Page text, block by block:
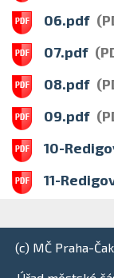
06.pdf
07.pdf
08.pdf
09.pdf
10-
11-
(c) MČ Praha-